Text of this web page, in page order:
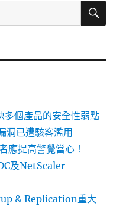
搜
多個產品的安全性弱點
已遭駭客濫用
應提高警覺當心！
及NetScaler
& Replication重大